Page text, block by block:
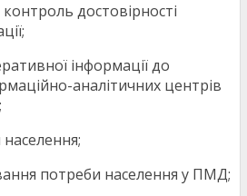
достовірності
інформації до
аналітичних центрів
населення;
потреби населення у ПМД;